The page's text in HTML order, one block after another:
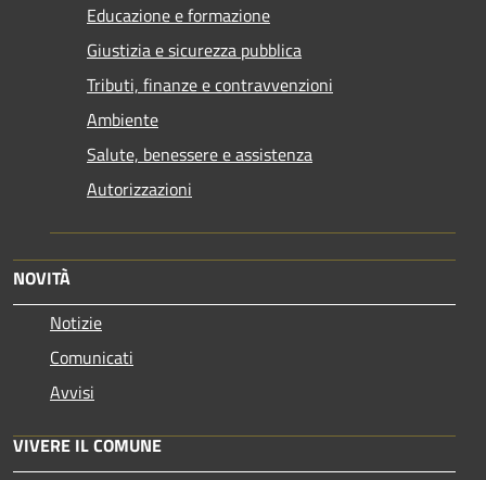
Educazione e formazione
Giustizia e sicurezza pubblica
Tributi, finanze e contravvenzioni
Ambiente
Salute, benessere e assistenza
Autorizzazioni
NOVITÀ
Notizie
Comunicati
Avvisi
VIVERE IL COMUNE